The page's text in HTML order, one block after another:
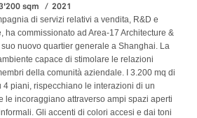
sqm 2021
di servizi relativi a vendita, R&D e
ha commissionato ad Area-17 Architecture &
suo nuovo quartier generale a Shanghai. La
capace di stimolare le relazioni
della comunità aziendale. I 3.200 mq di
4 piani, rispecchiano le interazioni di un
le incoraggiano attraverso ampi spazi aperti
Gli accenti di colori accesi e dai toni